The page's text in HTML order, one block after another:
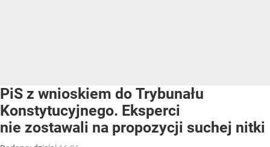
PiS z wnioskiem do Trybunału
Konstytucyjnego. Eksperci
nie zostawali na propozycji suchej nitki